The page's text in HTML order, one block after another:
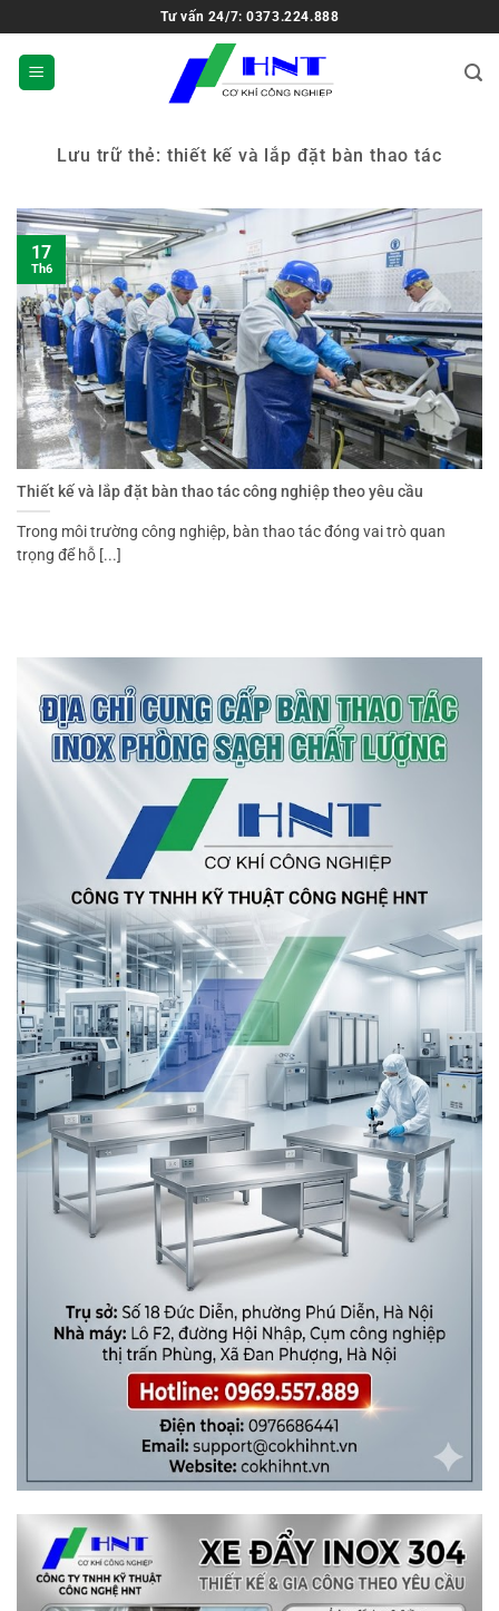
Tư vấn 24/7: 0373.224.888
Lưu trữ thẻ: thiết kế và lắp đặt bàn thao tác
Thiết kế và lắp đặt bàn thao tác công nghiệp theo yêu cầu
Trong môi trường công nghiệp, bàn thao tác đóng vai trò quan
trọng để hỗ [...]
17
Th6